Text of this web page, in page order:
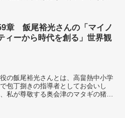
章 飯尾裕光さんの「マイノ
ィーから時代を創る」世界観
の飯尾裕光さんとは、高畠熱中小学
包丁捌きの指導者としてお会いし
私が尊敬する奥会津のマタギの猪俣